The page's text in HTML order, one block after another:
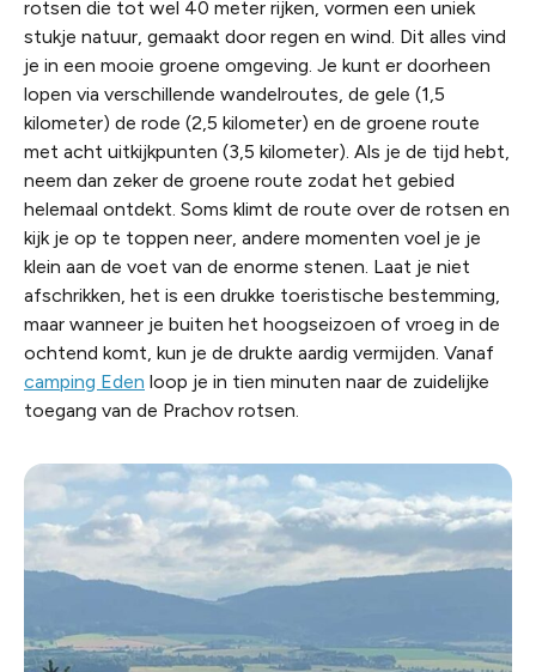
rotsen die tot wel 40 meter rijken, vormen een uniek
stukje natuur, gemaakt door regen en wind. Dit alles vind
je in een mooie groene omgeving. Je kunt er doorheen
lopen via verschillende wandelroutes, de gele (1,5
kilometer) de rode (2,5 kilometer) en de groene route
met acht uitkijkpunten (3,5 kilometer). Als je de tijd hebt,
neem dan zeker de groene route zodat het gebied
helemaal ontdekt. Soms klimt de route over de rotsen en
kijk je op te toppen neer, andere momenten voel je je
klein aan de voet van de enorme stenen. Laat je niet
afschrikken, het is een drukke toeristische bestemming,
maar wanneer je buiten het hoogseizoen of vroeg in de
ochtend komt, kun je de drukte aardig vermijden. Vanaf
camping Eden loop je in tien minuten naar de zuidelijke
toegang van de Prachov rotsen.